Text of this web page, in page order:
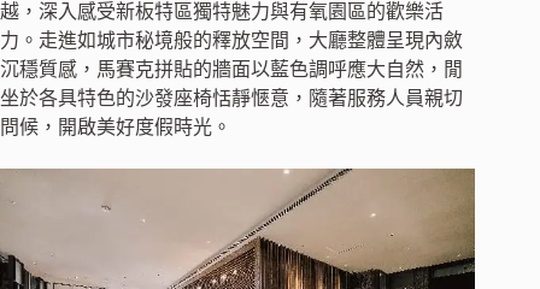
越，深入感受新板特區獨特魅力與有氧園區的歡樂活
力。走進如城市秘境般的釋放空間，大廳整體呈現內斂
沉穩質感，馬賽克拼貼的牆面以藍色調呼應大自然，閒
坐於各具特色的沙發座椅恬靜愜意，隨著服務人員親切
問候，開啟美好度假時光。